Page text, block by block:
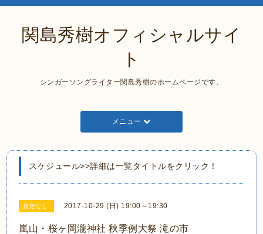
関島秀樹オフィシャルサイ
ト
シンガーソングライター関島秀樹のホームページです。
メニュー
スケジュール>>詳細は一覧タイトルをクリック！
指定なし 2017-10-29 (日) 19:00～19:30
嵐山・桜ヶ岡瀧神社 秋季例大祭 滝の市